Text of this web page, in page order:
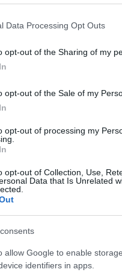
Data Processing Opt Outs
opt-out of the Sharing of my
opt-out of the Sale of my
opt-out of processing my
opt-out of Collection, Use,
Data that Is Unrelated
allow Google to enable
identifiers in apps.
trackback címe:
api/trackback/id/
Kommentek:
felhasználói tartalomnak
nem vállal, azokat nem ellenőrzi.
feltételekben